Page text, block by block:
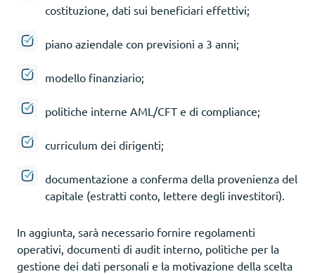
costituzione, dati sui beneficiari effettivi;
piano aziendale con previsioni a 3 anni;
modello finanziario;
politiche interne AML/CFT e di compliance;
curriculum dei dirigenti;
documentazione a conferma della provenienza del
capitale (estratti conto, lettere degli investitori).
In aggiunta, sarà necessario fornire regolamenti
operativi, documenti di audit interno, politiche per la
gestione dei dati personali e la motivazione della scelta